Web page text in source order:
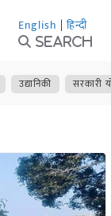
English | हिन्दी
Search
उद्यानिकी सरकारी